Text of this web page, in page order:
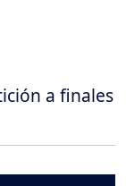
a finales